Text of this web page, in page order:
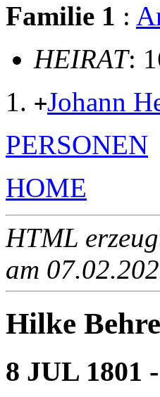
Familie 1 :
HEIRAT:
+Johann
PERSONEN
HOME
HTML
am
Hilke
8 JUL 1801